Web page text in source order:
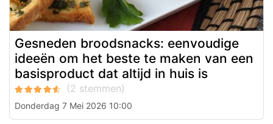
Gesneden broodsnacks: eenvoudige
ideeën om het beste te maken van een
basisproduct dat altijd in huis is
Donderdag 7 Mei 2026 10:00